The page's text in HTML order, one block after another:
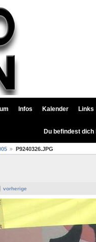
Infos Kalender Links
Du befindest
P9240326.JPG
vorherige